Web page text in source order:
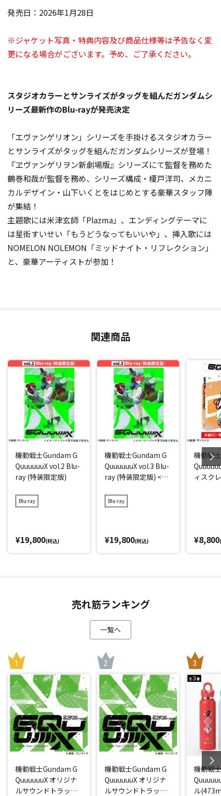
発売日：2026年1月28日
※ジャケット写真・特典内容及び商品仕様等は予告なく変
更になる場合がございます。予め、ご了承ください。
スタジオカラーとサンライズがタッグを組んだガンダムシ
リーズ最新作のBlu-rayが発売決定
「エヴァンゲリオン」シリーズを手掛けるスタジオカラー
とサンライズがタッグを組んだガンダムシリーズが登場！
『ヱヴァンゲリヲン新劇場版』シリーズにて監督を務めた
鶴巻和哉が監督を務め、シリーズ構成・榎戸洋司、メカニ
カルデザイン・山下いくとをはじめとする豪華スタッフ陣
が集結！
主題歌には米津玄師「Plazma」、エンディングテーマに
は星街すいせい「もうどうなってもいいや」、挿入歌には
NOMELON NOLEMON「ミッドナイト・リフレクション」
と、豪華アーティストが参加！
関連商品
機動戦士Gundam G
QuuuuuuX vol.2 Blu-
ray (特装限定版)
Blu-ray
¥19,800(税込)
機動戦士Gundam G
QuuuuuuX vol.3 Blu-
ray (特装限定版) <最
Blu-ray
¥19,800(税込)
機動戦
ィスク
¥8,800
売れ筋ランキング
一覧へ
機動戦士Gundam G
QuuuuuuX オリジナ
ルサウンドトラック
機動戦士Gundam G
QuuuuuuX オリジナ
ルサウンドトラック
機動戦
ル